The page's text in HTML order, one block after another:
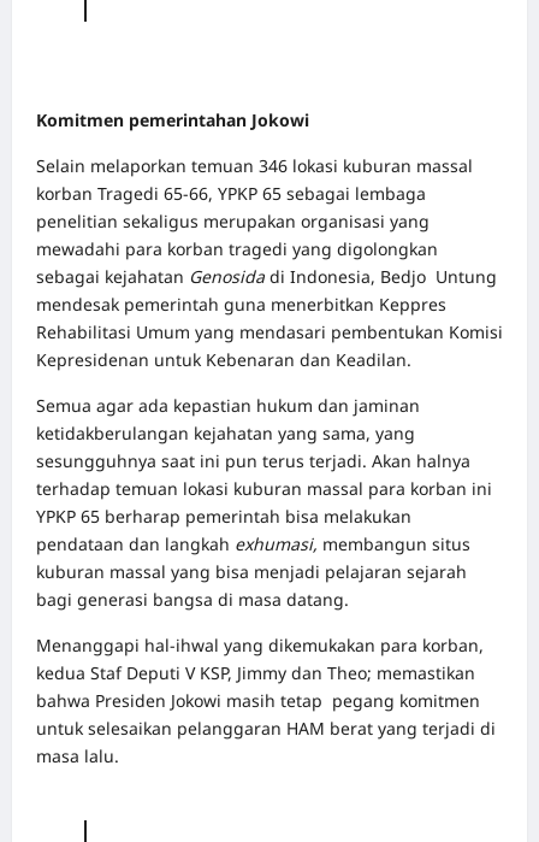
Komitmen pemerintahan Jokowi
Selain melaporkan temuan 346 lokasi kuburan massal
korban Tragedi 65-66, YPKP 65 sebagai lembaga
penelitian sekaligus merupakan organisasi yang
mewadahi para korban tragedi yang digolongkan
sebagai kejahatan Genosida di Indonesia, Bedjo Untung
mendesak pemerintah guna menerbitkan Keppres
Rehabilitasi Umum yang mendasari pembentukan Komisi
Kepresidenan untuk Kebenaran dan Keadilan.
Semua agar ada kepastian hukum dan jaminan
ketidakberulangan kejahatan yang sama, yang
sesungguhnya saat ini pun terus terjadi. Akan halnya
terhadap temuan lokasi kuburan massal para korban ini
YPKP 65 berharap pemerintah bisa melakukan
pendataan dan langkah exhumasi, membangun situs
kuburan massal yang bisa menjadi pelajaran sejarah
bagi generasi bangsa di masa datang.
Menanggapi hal-ihwal yang dikemukakan para korban,
kedua Staf Deputi V KSP, Jimmy dan Theo; memastikan
bahwa Presiden Jokowi masih tetap pegang komitmen
untuk selesaikan pelanggaran HAM berat yang terjadi di
masa lalu.